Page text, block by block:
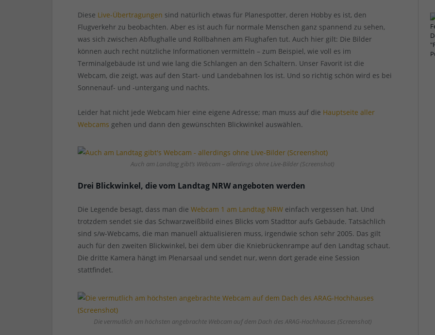
Diese Live-Übertragungen sind natürlich etwas für Planespotter, deren Hobby es ist, den
Flugverkehr zu beobachten. Aber es ist auch für normale Menschen ganz spannend zu sehen,
was sich zwischen Abflughalle und Rollbahnen am Flughafen tut. Auch hier gilt: Die Bilder
können auch recht nützliche Informationen vermitteln – zum Beispiel, wie voll es im
Terminalgebäude ist und wie lang die Schlangen an den Schaltern. Unser Favorit ist die
Webcam, die zeigt, was auf den Start- und Landebahnen los ist. Und so richtig schön wird es bei
Sonnenauf- und -untergang und nachts.
Leider hat nicht jede Webcam hier eine eigene Adresse; man muss auf die Hauptseite aller
Webcams gehen und dann den gewünschten Blickwinkel auswählen.
Auch am Landtag gibt’s Webcam – allerdings ohne Live-Bilder (Screenshot)
Drei Blickwinkel, die vom Landtag NRW angeboten werden
Die Legende besagt, dass man dieWebcam 1 am Landtag NRW einfach vergessen hat. Und
trotzdem sendet sie das Schwarzweißbild eines Blicks vom Stadttor aufs Gebäude. Tatsächlich
sind s/w-Webcams, die man manuell aktualisieren muss, irgendwie schon sehr 2005. Das gilt
auch für den zweiten Blickwinkel, bei dem über die Kniebrückenrampe auf den Landtag schaut.
Die dritte Kamera hängt im Plenarsaal und sendet nur, wenn dort gerade eine Session
stattfindet.
Die vermutlich am höchsten angebrachte Webcam auf dem Dach des ARAG-Hochhauses (Screenshot)